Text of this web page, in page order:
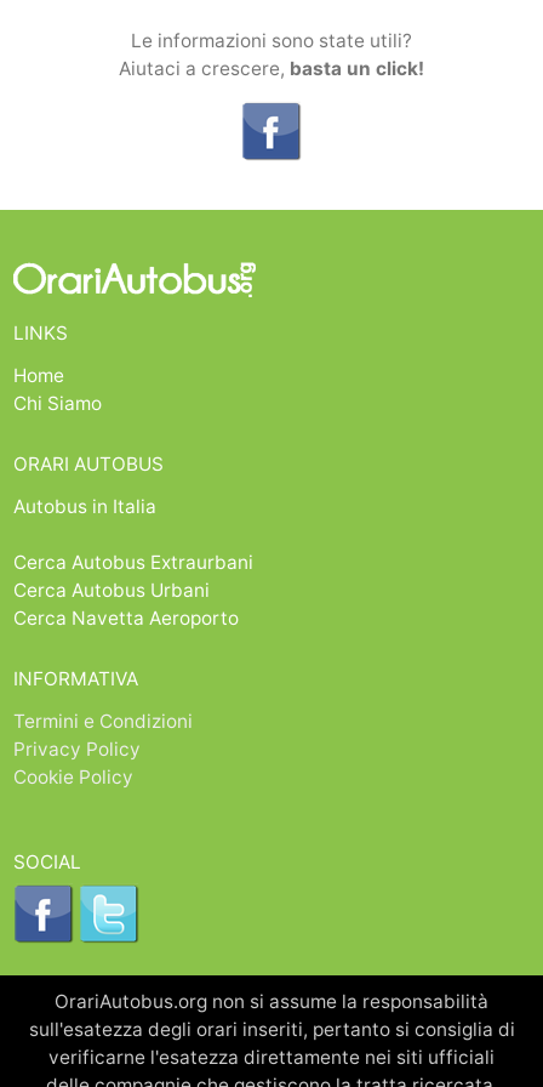
Le informazioni sono state utili?
Aiutaci a crescere, basta un click!
LINKS
Home
Chi Siamo
ORARI AUTOBUS
Autobus in Italia
Cerca Autobus Extraurbani
Cerca Autobus Urbani
Cerca Navetta Aeroporto
INFORMATIVA
Termini e Condizioni
Privacy Policy
Cookie Policy
SOCIAL
OrariAutobus.org non si assume la responsabilità
sull'esatezza degli orari inseriti, pertanto si consiglia di
verificarne l'esatezza direttamente nei siti ufficiali